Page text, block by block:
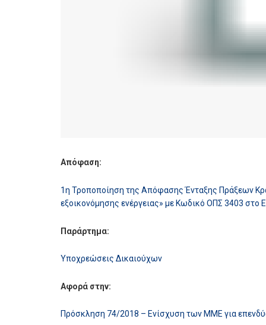
Απόφαση:
1η Τροποποίηση της Απόφασης Ένταξης Πράξεων
εξοικονόμησης ενέργειας» με Κωδικό ΟΠΣ 3403 στο
Παράρτημα:
Υποχρεώσεις Δικαιούχων
Αφορά στην:
Πρόσκληση 74/2018 – Ενίσχυση των ΜΜΕ για